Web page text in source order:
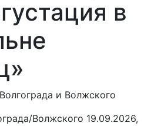
в
и Волжского
Волжского 19.09.2026,